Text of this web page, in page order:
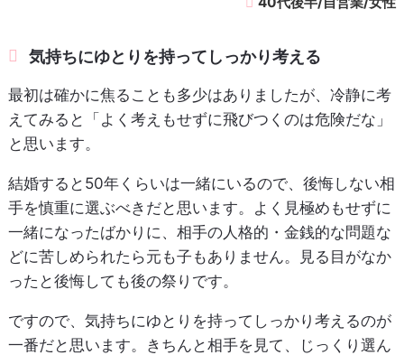
気持ちにゆとりを持ってしっかり考える
最初は確かに焦ることも多少はありましたが、冷静に考
えてみると「よく考えもせずに飛びつくのは危険だな」
と思います。
結婚すると50年くらいは一緒にいるので、後悔しない相
手を慎重に選ぶべきだと思います。よく見極めもせずに
一緒になったばかりに、相手の人格的・金銭的な問題な
どに苦しめられたら元も子もありません。見る目がなか
ったと後悔しても後の祭りです。
ですので、気持ちにゆとりを持ってしっかり考えるのが
一番だと思います。きちんと相手を見て、じっくり選ん